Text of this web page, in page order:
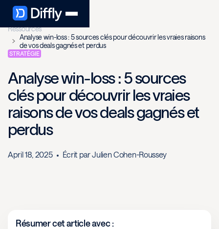
Ressources
Analyse win-loss : 5 sources clés pour découvrir les vraies raisons
de vos deals gagnés et perdus
STRATÉGIE
Analyse win-loss : 5 sources
clés pour découvrir les vraies
raisons de vos deals gagnés et
perdus
April 18, 2025 Écrit parJulien Cohen-Roussey
Résumer cet article avec :